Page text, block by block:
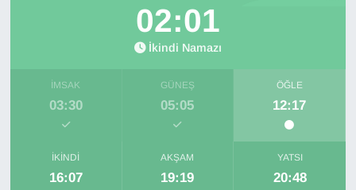
02:01
İkindi Namazı
İMSAK
03:30
GÜNEŞ
05:05
ÖĞLE
12:17
İKINDI
16:07
AKŞAM
19:19
YATSI
20:48